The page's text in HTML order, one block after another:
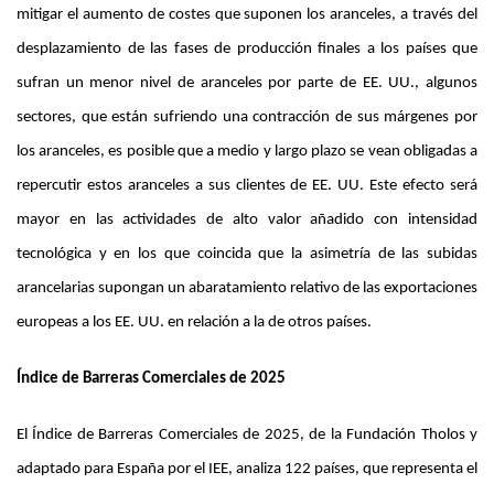
mitigar el aumento de costes que suponen los aranceles, a través del
desplazamiento de las fases de producción finales a los países que
sufran un menor nivel de aranceles por parte de EE. UU., algunos
sectores, que están sufriendo una contracción de sus márgenes por
los aranceles, es posible que a medio y largo plazo se vean obligadas a
repercutir estos aranceles a sus clientes de EE. UU. Este efecto será
mayor en las actividades de alto valor añadido con intensidad
tecnológica y en los que coincida que la asimetría de las subidas
arancelarias supongan un abaratamiento relativo de las exportaciones
europeas a los EE. UU. en relación a la de otros países.
Índice de Barreras Comerciales de 2025
El Índice de Barreras Comerciales de 2025, de la Fundación Tholos y
adaptado para España por el IEE, analiza 122 países, que representa el